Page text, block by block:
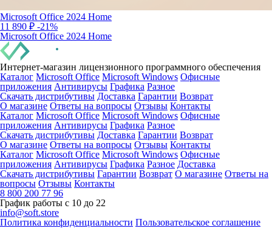
Microsoft Office 2024 Home
11 890 ₽ -21%
Microsoft Office 2024 Home
Интернет-магазин лицензионного программного обеспечения
Каталог Microsoft Office Microsoft Windows Офисные
приложения Антивирусы Графика Разное
Скачать дистрибутивы Доставка Гарантии Возврат
О магазине Ответы на вопросы Отзывы Контакты
Каталог Microsoft Office Microsoft Windows Офисные
приложения Антивирусы Графика Разное
Скачать дистрибутивы Доставка Гарантии Возврат
О магазине Ответы на вопросы Отзывы Контакты
Каталог Microsoft Office Microsoft Windows Офисные
приложения Антивирусы Графика Разное Доставка
Скачать дистрибутивы Гарантии Возврат О магазине Ответы на
вопросы Отзывы Контакты
8 800 200 77 96
График работы с 10 до 22
info@soft.store
Политика конфиденциальности Пользовательское соглашение